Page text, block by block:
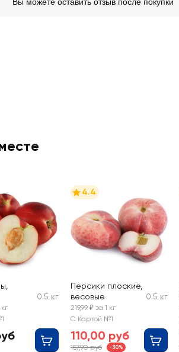
0.5 кг
4.4
Персики плоские,
весовые
0.5 кг
219,99 ₽ за 1 кг
С Картой №1
110,00 руб
157,90 руб -30%